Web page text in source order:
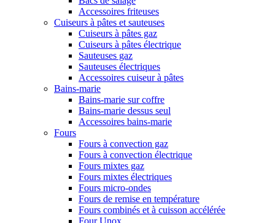
Accessoires friteuses
Cuiseurs à pâtes et sauteuses
Cuiseurs à pâtes gaz
Cuiseurs à pâtes électrique
Sauteuses gaz
Sauteuses électriques
Accessoires cuiseur à pâtes
Bains-marie
Bains-marie sur coffre
Bains-marie dessus seul
Accessoires bains-marie
Fours
Fours à convection gaz
Fours à convection électrique
Fours mixtes gaz
Fours mixtes électriques
Fours micro-ondes
Fours de remise en température
Fours combinés et à cuisson accélérée
Four Unox